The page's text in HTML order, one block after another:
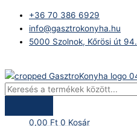
content
+36 70 386 6929
info@gasztrokonyha.hu
5000 Szolnok, Kőrösi út 94.
search
0,00 Ft 0 Kosár